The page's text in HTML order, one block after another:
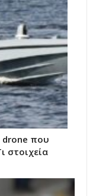
drone που
στοιχεία